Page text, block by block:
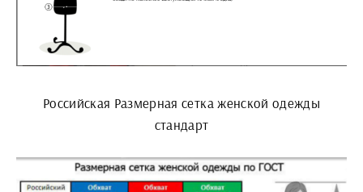
Российская Размерная сетка женской одежды
стандарт